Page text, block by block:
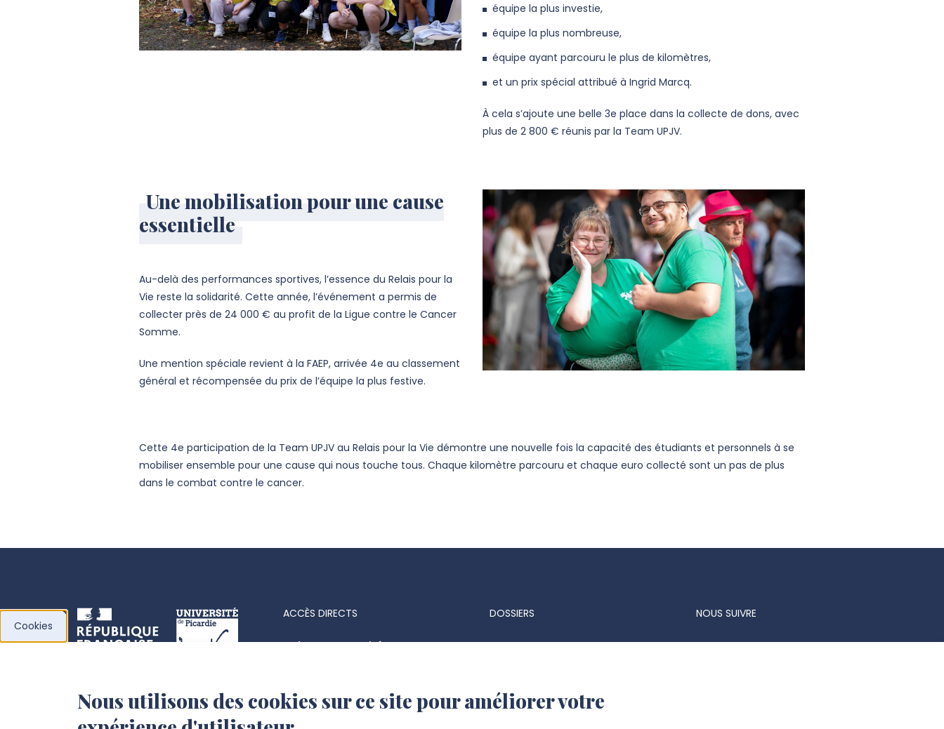
équipe la plus investie,
équipe la plus nombreuse,
équipe ayant parcouru le plus de kilomètres,
et un prix spécial attribué à Ingrid Marcq.
À cela s’ajoute une belle 3e place dans la collecte de dons, avec
plus de 2 800 € réunis par la Team UPJV.
Une mobilisation pour une cause
essentielle
Au-delà des performances sportives, l’essence du Relais pour la
Vie reste la solidarité. Cette année, l’événement a permis de
collecter près de 24 000 € au profit de la Ligue contre le Cancer
Somme.
Une mention spéciale revient à la FAEP, arrivée 4e au classement
général et récompensée du prix de l’équipe la plus festive.
Cette 4e participation de la Team UPJV au Relais pour la Vie démontre une nouvelle fois la capacité des étudiants et personnels à se
mobiliser ensemble pour une cause qui nous touche tous. Chaque kilomètre parcouru et chaque euro collecté sont un pas de plus
dans le combat contre le cancer.
l’Université de
ACCÈS DIRECTS
Achats & marchés
Fiche d'identité UPJV
DOSSIERS
Espace Presse
NOUS SUIVRE
Cookies
Nous utilisons des cookies sur ce site pour améliorer votre